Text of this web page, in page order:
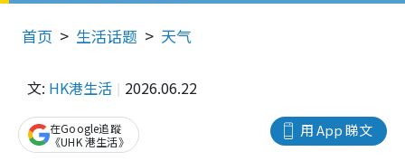
首页 生活话题 天气
文: HK港生活 2026.06.22
用 App 睇文
在Google追蹤
《UHK 港生活》